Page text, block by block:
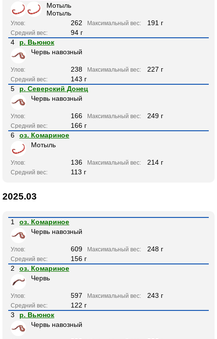
Мотыль
Мотыль
Улов: 262 Максимальный вес: 191 г
Средний вес:
94 г
4
р. Вьюнок
Червь навозный
Улов: 238 Максимальный вес: 227 г
Средний вес:
143 г
5
р. Северский Донец
Червь навозный
Улов: 166 Максимальный вес: 249 г
Средний вес:
166 г
6
оз. Комариное
Мотыль
Улов: 136 Максимальный вес: 214 г
Средний вес: 113 г
2025.03
1
оз. Комариное
Червь навозный
Улов: 609 Максимальный вес: 248 г
Средний вес:
156 г
2
оз. Комариное
Червь
Улов: 597 Максимальный вес: 243 г
Средний вес:
122 г
3
р. Вьюнок
Червь навозный